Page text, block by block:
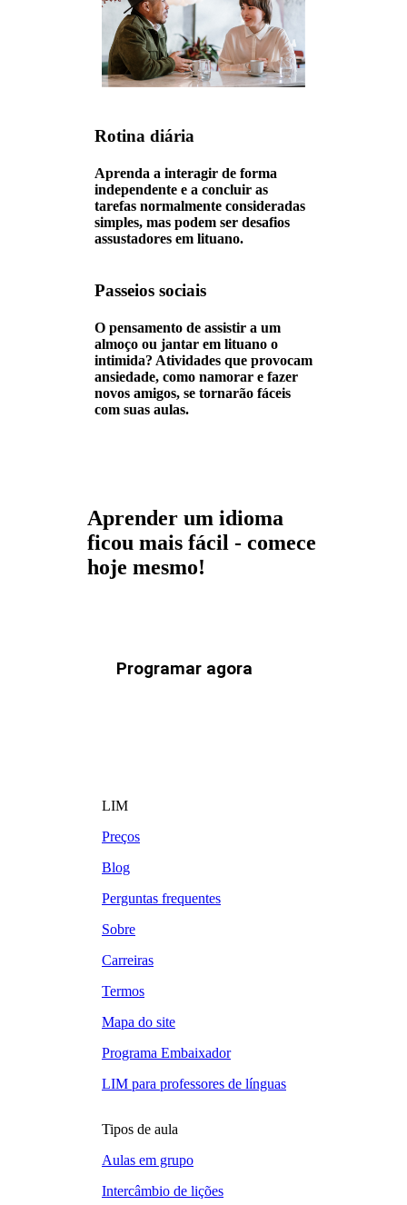
Rotina diária
Aprenda a interagir de forma
independente e a concluir as
tarefas normalmente consideradas
simples, mas podem ser desafios
assustadores em lituano.
Passeios sociais
O pensamento de assistir a um
almoço ou jantar em lituano o
intimida? Atividades que provocam
ansiedade, como namorar e fazer
novos amigos, se tornarão fáceis
com suas aulas.
Aprender um idioma
ficou mais fácil - comece
hoje mesmo!
Programar agora
LIM
Preços
Blog
Perguntas frequentes
Sobre
Carreiras
Termos
Mapa do site
Programa Embaixador
LIM para professores de línguas
Tipos de aula
Aulas em grupo
Intercâmbio de lições